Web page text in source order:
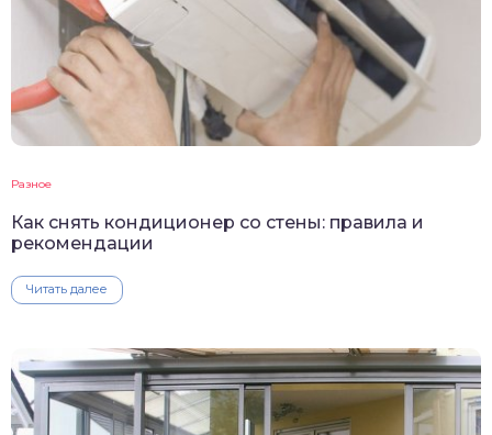
Разное
Как снять кондиционер со стены: правила и
рекомендации
Читать далее